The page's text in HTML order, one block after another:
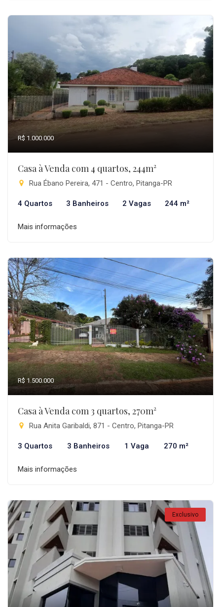
R$ 1.000.000
Casa à Venda com 4 quartos, 244m²
Rua Ébano Pereira, 471 - Centro, Pitanga-PR
4 Quartos 3 Banheiros 2 Vagas 244 m²
Mais informações
R$ 1.500.000
Casa à Venda com 3 quartos, 270m²
Rua Anita Garibaldi, 871 - Centro, Pitanga-PR
3 Quartos 3 Banheiros 1 Vaga 270 m²
Mais informações
Exclusivo